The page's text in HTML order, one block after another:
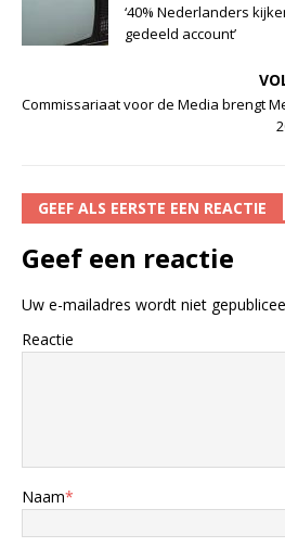
‘40% Nederlanders
gedeeld account’
Commissariaat voor de Media brengt
GEEF ALS EERSTE EEN REACTIE
Geef een reactie
Uw e-mailadres wordt niet
Reactie
Naam*